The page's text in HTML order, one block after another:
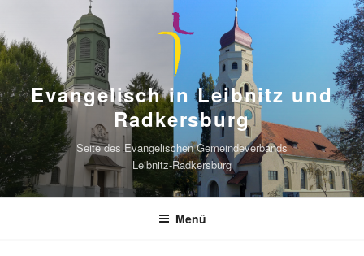
Inhalt
springen
Evangelisch in Leibnitz und
Radkersburg
Seite des Evangelischen Gemeindeverbands
Leibnitz-Radkersburg
Menü